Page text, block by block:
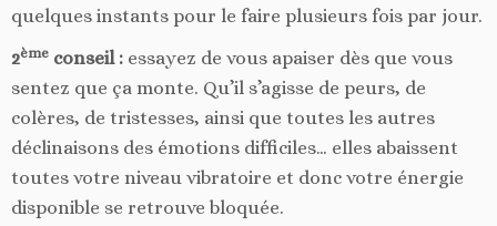
quelques instants pour le faire plusieurs fois par jour.
2ème conseil : essayez de vous apaiser dès que vous
sentez que ça monte. Qu’il s’agisse de peurs, de
colères, de tristesses, ainsi que toutes les autres
déclinaisons des émotions difficiles… elles abaissent
toutes votre niveau vibratoire et donc votre énergie
disponible se retrouve bloquée.